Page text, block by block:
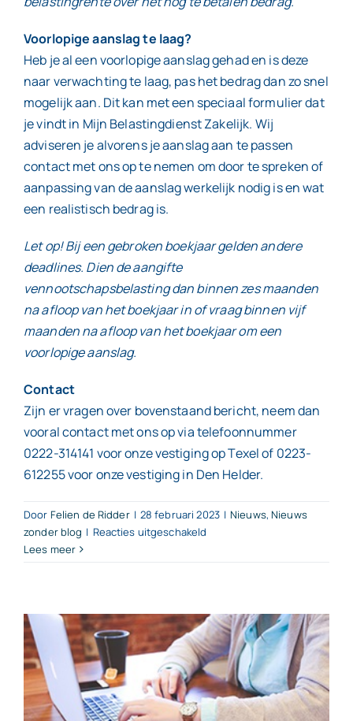
Voorlopige aanslag te laag?
Heb je al een voorlopige aanslag gehad en is deze
naar verwachting te laag, pas het bedrag dan zo snel
mogelijk aan. Dit kan met een speciaal formulier dat
je vindt in Mijn Belastingdienst Zakelijk. Wij
adviseren je alvorens je aanslag aan te passen
contact met ons op te nemen om door te spreken of
aanpassing van de aanslag werkelijk nodig is en wat
een realistisch bedrag is.
Let op! Bij een gebroken boekjaar gelden andere
deadlines. Dien de aangifte
vennootschapsbelasting dan binnen zes maanden
na afloop van het boekjaar in of vraag binnen vijf
maanden na afloop van het boekjaar om een
voorlopige aanslag.
Contact
Zijn er vragen over bovenstaand bericht, neem dan
vooral contact met ons op via telefoonnummer
0222-314141 voor onze vestiging op Texel of 0223-
612255 voor onze vestiging in Den Helder.
Door Felien de Ridder | 28 februari 2023 | Nieuws,Nieuws
zonder blog | Reacties uitgeschakeld
belastingrente
Lees meer